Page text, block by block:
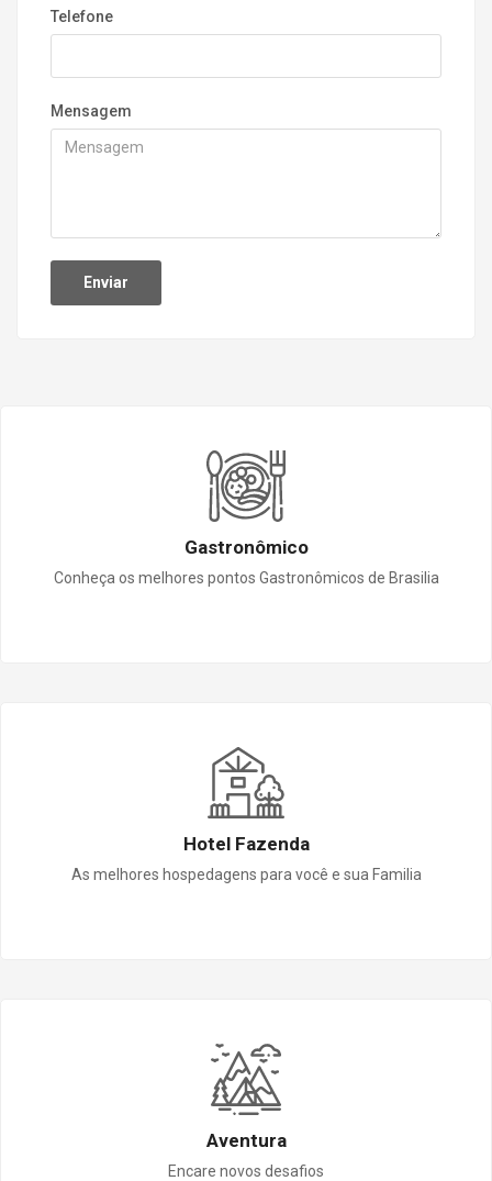
Telefone
Mensagem
Gastronômico
Conheça os melhores pontos Gastronômicos de Brasilia
Hotel Fazenda
As melhores hospedagens para você e sua Familia
Aventura
Encare novos desafios